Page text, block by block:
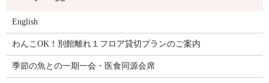
English
わんこOK！別館離れ１フロア貸切プランのご案内
季節の魚との一期一会・医食同源会席